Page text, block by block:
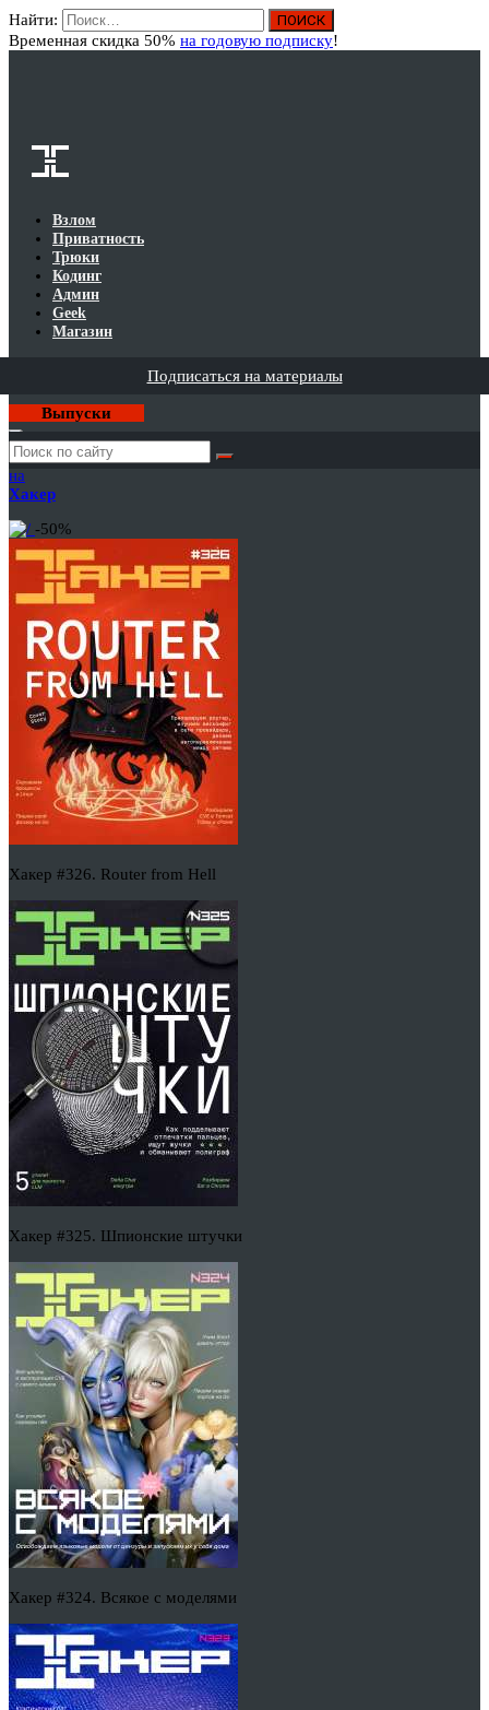
Найти:
Временная скидка 50% на годовую подписку!
Взлом
Приватность
Трюки
Кодинг
Админ
Geek
Магазин
Подписаться на материалы
Выпуски
Годовая
подписка
на
Хакер
-50%
Хакер #326. Router from Hell
Хакер #325. Шпионские штучки
Хакер #324. Всякое с моделями